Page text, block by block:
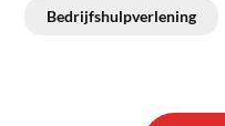
Bedrijfshulpverlening